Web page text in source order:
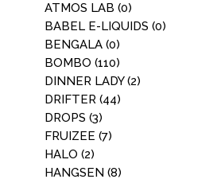
ATMOS LAB (0)
BABEL E-LIQUIDS (0)
BENGALA (0)
BOMBO (110)
DINNER LADY (2)
DRIFTER (44)
DROPS (3)
FRUIZEE (7)
HALO (2)
HANGSEN (8)